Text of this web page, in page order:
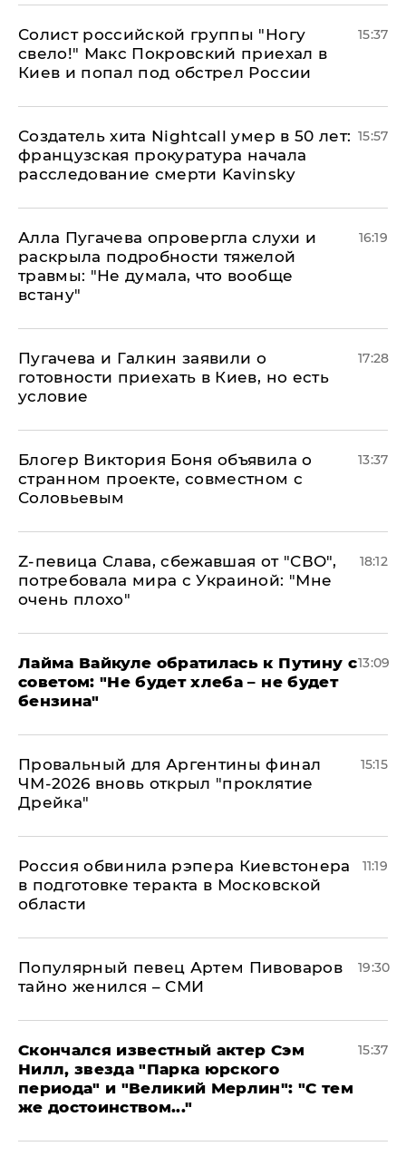
Солист российской группы "Ногу
свело!" Макс Покровский приехал в
Киев и попал под обстрел России
15:37
Создатель хита Nightcall умер в 50 лет:
французская прокуратура начала
расследование смерти Kavinsky
15:57
Алла Пугачева опровергла слухи и
раскрыла подробности тяжелой
травмы: "Не думала, что вообще
встану"
16:19
Пугачева и Галкин заявили о
готовности приехать в Киев, но есть
условие
17:28
Блогер Виктория Боня объявила о
странном проекте, совместном с
Соловьевым
13:37
Z-певица Слава, сбежавшая от "СВО",
потребовала мира с Украиной: "Мне
очень плохо"
18:12
Лайма Вайкуле обратилась к Путину с
советом: "Не будет хлеба – не будет
бензина"
13:09
Провальный для Аргентины финал
ЧМ-2026 вновь открыл "проклятие
Дрейка"
15:15
Россия обвинила рэпера Киевстонера
в подготовке теракта в Московской
области
11:19
Популярный певец Артем Пивоваров
тайно женился – СМИ
19:30
Скончался известный актер Сэм
Нилл, звезда "Парка юрского
периода" и "Великий Мерлин": "С тем
же достоинством..."
15:37